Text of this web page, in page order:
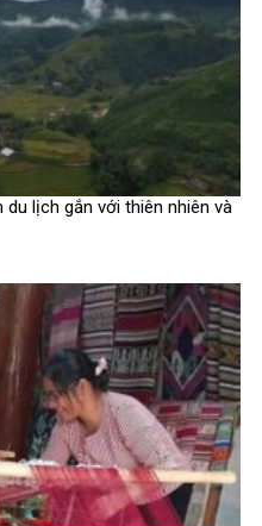
du lịch gắn với thiên nhiên và